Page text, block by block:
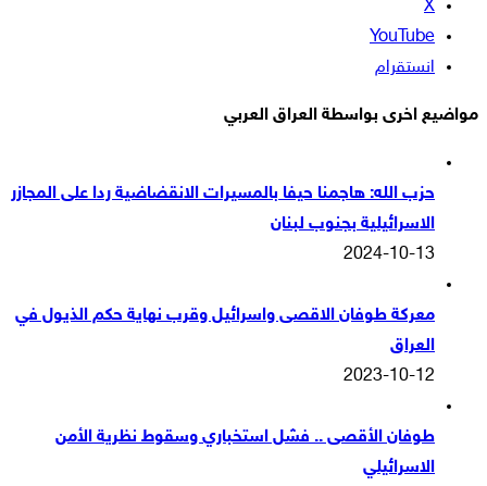
‫X
‫YouTube
انستقرام
مواضيع اخرى بواسطة العراق العربي
حزب الله: هاجمنا حيفا بالمسيرات الانقضاضية ردا على المجازر
الاسرائيلية بجنوب لبنان
2024-10-13
معركة طوفان الاقصى واسرائيل وقرب نهاية حكم الذيول في
العراق
2023-10-12
طوفان الأقصى .. فشل استخباري وسقوط نظرية الأمن
الاسرائيلي